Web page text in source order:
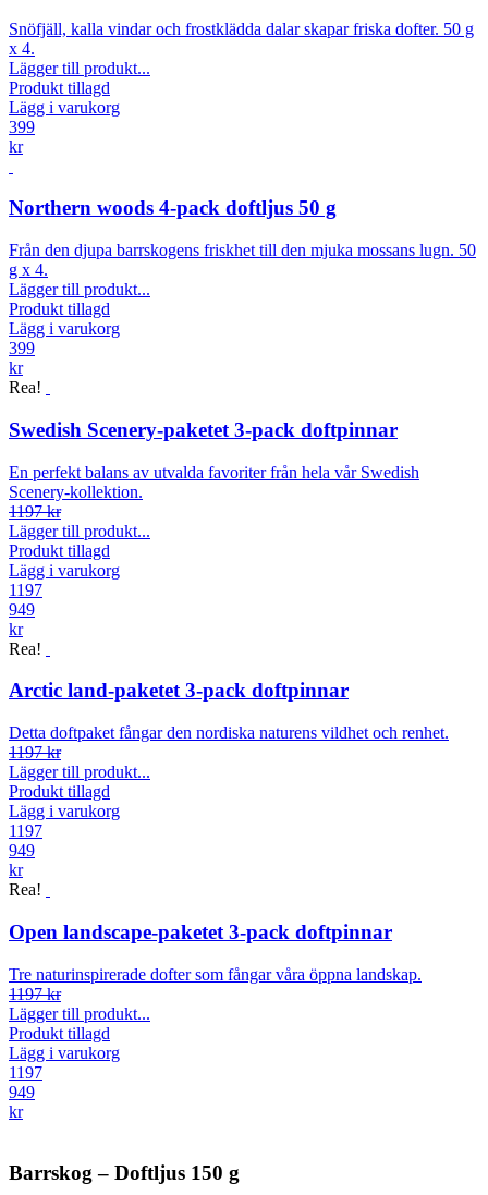
Snöfjäll, kalla vindar och frostklädda dalar skapar friska dofter. 50 g
x 4.
Lägger till produkt...
Produkt tillagd
Lägg i varukorg
399
kr
Northern woods 4-pack doftljus 50 g
Från den djupa barrskogens friskhet till den mjuka mossans lugn. 50
g x 4.
Lägger till produkt...
Produkt tillagd
Lägg i varukorg
399
kr
Rea!
Swedish Scenery-paketet 3-pack doftpinnar
En perfekt balans av utvalda favoriter från hela vår Swedish
Scenery-kollektion.
1197 kr
Lägger till produkt...
Produkt tillagd
Lägg i varukorg
1197
949
kr
Rea!
Arctic land-paketet 3-pack doftpinnar
Detta doftpaket fångar den nordiska naturens vildhet och renhet.
1197 kr
Lägger till produkt...
Produkt tillagd
Lägg i varukorg
1197
949
kr
Rea!
Open landscape-paketet 3-pack doftpinnar
Tre naturinspirerade dofter som fångar våra öppna landskap.
1197 kr
Lägger till produkt...
Produkt tillagd
Lägg i varukorg
1197
949
kr
Barrskog – Doftljus 150 g